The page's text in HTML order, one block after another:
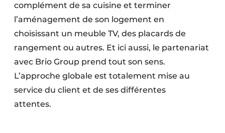
complément de sa cuisine et terminer
l’aménagement de son logement en
choisissant un meuble TV, des placards de
rangement ou autres. Et ici aussi, le partenariat
avec Brio Group prend tout son sens.
L’approche globale est totalement mise au
service du client et de ses différentes
attentes.